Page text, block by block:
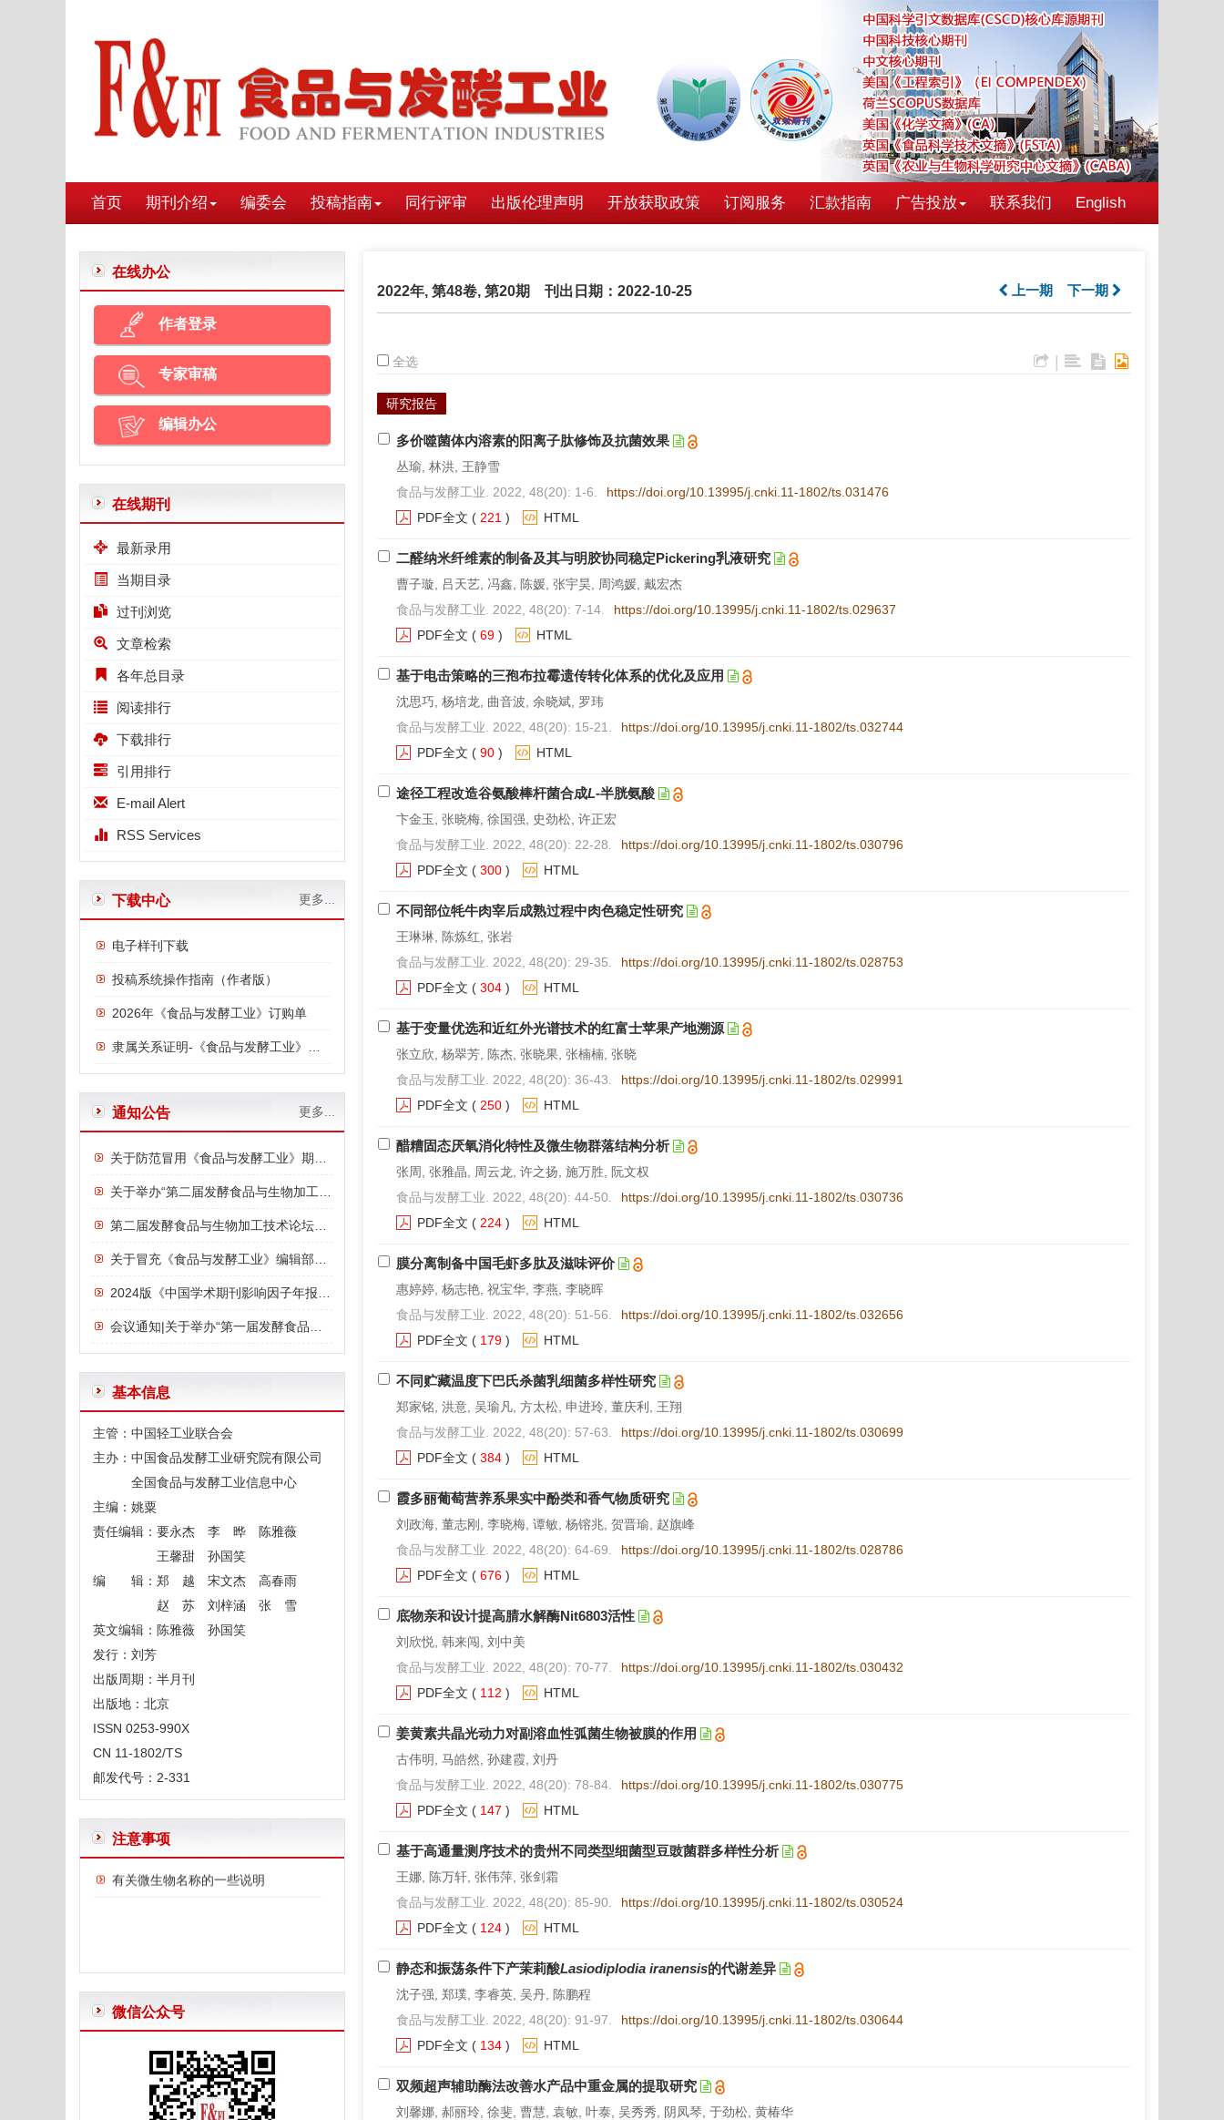
首页 期刊介绍 编委会 投稿指南 同行评审 出版伦理声明 开放获取政策 订阅服务 汇款指南 广告投放 联系我们 English
2022年, 第48卷, 第20期 刊出日期：2022-10-25 上一期 下一期
全选
研究报告
多价噬菌体内溶素的阳离子肽修饰及抗菌效果
丛瑜, 林洪, 王静雪
食品与发酵工业. 2022, 48(20): 1-6.
https://doi.org/10.13995/j.cnki.11-1802/ts.031476
PDF全文 ( 221 ) HTML
二醛纳米纤维素的制备及其与明胶协同稳定Pickering乳液研究
曹子璇, 吕天艺, 冯鑫, 陈媛, 张宇昊, 周鸿媛, 戴宏杰
食品与发酵工业. 2022, 48(20): 7-14.
https://doi.org/10.13995/j.cnki.11-1802/ts.029637
PDF全文 ( 69 ) HTML
基于电击策略的三孢布拉霉遗传转化体系的优化及应用
沈思巧, 杨培龙, 曲音波, 余晓斌, 罗玮
食品与发酵工业. 2022, 48(20): 15-21.
https://doi.org/10.13995/j.cnki.11-1802/ts.032744
PDF全文 ( 90 ) HTML
途径工程改造谷氨酸棒杆菌合成L-半胱氨酸
卞金玉, 张晓梅, 徐国强, 史劲松, 许正宏
食品与发酵工业. 2022, 48(20): 22-28.
https://doi.org/10.13995/j.cnki.11-1802/ts.030796
PDF全文 ( 300 ) HTML
不同部位牦牛肉宰后成熟过程中肉色稳定性研究
王琳琳, 陈炼红, 张岩
食品与发酵工业. 2022, 48(20): 29-35.
https://doi.org/10.13995/j.cnki.11-1802/ts.028753
PDF全文 ( 304 ) HTML
基于变量优选和近红外光谱技术的红富士苹果产地溯源
张立欣, 杨翠芳, 陈杰, 张晓果, 张楠楠, 张晓
食品与发酵工业. 2022, 48(20): 36-43.
https://doi.org/10.13995/j.cnki.11-1802/ts.029991
PDF全文 ( 250 ) HTML
醋糟固态厌氧消化特性及微生物群落结构分析
张周, 张雅晶, 周云龙, 许之扬, 施万胜, 阮文权
食品与发酵工业. 2022, 48(20): 44-50.
https://doi.org/10.13995/j.cnki.11-1802/ts.030736
PDF全文 ( 224 ) HTML
膜分离制备中国毛虾多肽及滋味评价
惠婷婷, 杨志艳, 祝宝华, 李燕, 李晓晖
食品与发酵工业. 2022, 48(20): 51-56.
https://doi.org/10.13995/j.cnki.11-1802/ts.032656
PDF全文 ( 179 ) HTML
不同贮藏温度下巴氏杀菌乳细菌多样性研究
郑家铭, 洪意, 吴瑜凡, 方太松, 申进玲, 董庆利, 王翔
食品与发酵工业. 2022, 48(20): 57-63.
https://doi.org/10.13995/j.cnki.11-1802/ts.030699
PDF全文 ( 384 ) HTML
霞多丽葡萄营养系果实中酚类和香气物质研究
刘政海, 董志刚, 李晓梅, 谭敏, 杨镕兆, 贺晋瑜, 赵旗峰
食品与发酵工业. 2022, 48(20): 64-69.
https://doi.org/10.13995/j.cnki.11-1802/ts.028786
PDF全文 ( 676 ) HTML
底物亲和设计提高腈水解酶Nit6803活性
刘欣悦, 韩来闯, 刘中美
食品与发酵工业. 2022, 48(20): 70-77.
https://doi.org/10.13995/j.cnki.11-1802/ts.030432
PDF全文 ( 112 ) HTML
姜黄素共晶光动力对副溶血性弧菌生物被膜的作用
古伟明, 马皓然, 孙建霞, 刘丹
食品与发酵工业. 2022, 48(20): 78-84.
https://doi.org/10.13995/j.cnki.11-1802/ts.030775
PDF全文 ( 147 ) HTML
基于高通量测序技术的贵州不同类型细菌型豆豉菌群多样性分析
王娜, 陈万轩, 张伟萍, 张剑霜
食品与发酵工业. 2022, 48(20): 85-90.
https://doi.org/10.13995/j.cnki.11-1802/ts.030524
PDF全文 ( 124 ) HTML
静态和振荡条件下产茉莉酸Lasiodiplodia iranensis的代谢差异
沈子强, 郑璞, 李睿英, 吴丹, 陈鹏程
食品与发酵工业. 2022, 48(20): 91-97.
https://doi.org/10.13995/j.cnki.11-1802/ts.030644
PDF全文 ( 134 ) HTML
双频超声辅助酶法改善水产品中重金属的提取研究
刘馨娜, 郝丽玲, 徐斐, 曹慧, 袁敏, 叶泰, 吴秀秀, 阴凤琴, 于劲松, 黄椿华
在线办公
作者登录
专家审稿
编辑办公
在线期刊
最新录用
当期目录
过刊浏览
文章检索
各年总目录
阅读排行
下载排行
引用排行
E-mail Alert
RSS Services
下载中心 更多...
电子样刊下载
投稿系统操作指南（作者版）
2026年《食品与发酵工业》订购单
通知公告 更多...
基本信息
主管：中国轻工业联合会
主办：中国食品发酵工业研究院有限公司
全国食品与发酵工业信息中心
主编：姚粟
责任编辑：要永杰 李 晔 陈雅薇
王馨甜 孙国笑
编 辑：郑 越 宋文杰 高春雨
赵 苏 刘梓涵 张 雪
英文编辑：陈雅薇 孙国笑
发行：刘芳
出版周期：半月刊
出版地：北京
ISSN 0253-990X
CN 11-1802/TS
邮发代号：2-331
注意事项
体例规范
给作者投稿的一些建议
英文文题及摘要写作要求
微信公众号